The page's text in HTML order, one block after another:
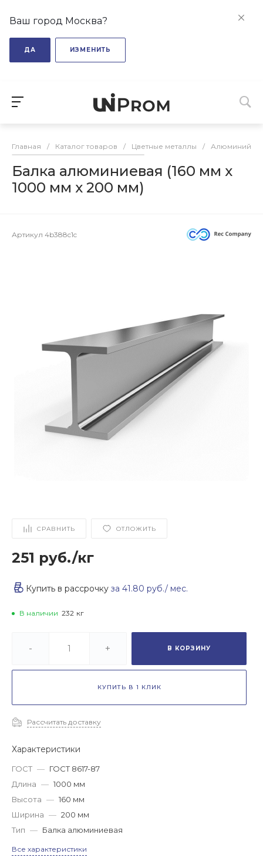
Ваш город Москва?
ДА ИЗМЕНИТЬ
Главная / Каталог товаров / Цветные металлы / Алюминий
Балка алюминиевая (160 мм х
1000 мм х 200 мм)
Артикул 4b388c1c
СРАВНИТЬ ОТЛОЖИТЬ
251 руб./кг
Купить в рассрочку за 41.80 руб./ мес.
В наличии 232 кг
- + В КОРЗИНУ
КУПИТЬ В 1 КЛИК
Рассчитать доставку
Характеристики
ГОСТ — ГОСТ 8617-87
Длина — 1000 мм
Высота — 160 мм
Ширина — 200 мм
Тип — Балка алюминиевая
Все характеристики